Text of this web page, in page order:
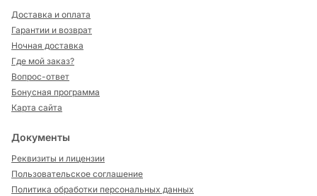
Доставка и оплата
Гарантии и возврат
Ночная доставка
Где мой заказ?
Вопрос-ответ
Бонусная программа
Карта сайта
Документы
Реквизиты и лицензии
Пользовательское соглашение
Политика обработки персональных данных